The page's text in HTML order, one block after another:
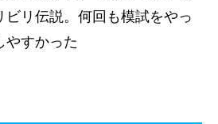
ビリ伝説。何回も模試をやっ
やすかった